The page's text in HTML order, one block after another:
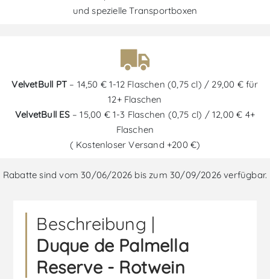
und spezielle Transportboxen
VelvetBull PT – 14,50 € 1-12 Flaschen (0,75 cl) / 29,00 € für
12+ Flaschen
VelvetBull ES– 15,00 € 1-3 Flaschen (0,75 cl) / 12,00 € 4+
Flaschen
( Kostenloser Versand +200 €)
Rabatte sind vom 30/06/2026 bis zum 30/09/2026 verfügbar.
Beschreibung |
Duque de Palmella
Reserve - Rotwein